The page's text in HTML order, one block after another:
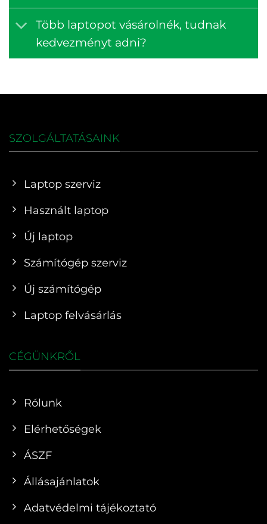
Több laptopot vásárolnék, tudnak
kedvezményt adni?
SZOLGÁLTATÁSAINK
Laptop szerviz
Használt laptop
Új laptop
Számítógép szerviz
Új számítógép
Laptop felvásárlás
CÉGÜNKRŐL
Rólunk
Elérhetőségek
ÁSZF
Állásajánlatok
Adatvédelmi tájékoztató